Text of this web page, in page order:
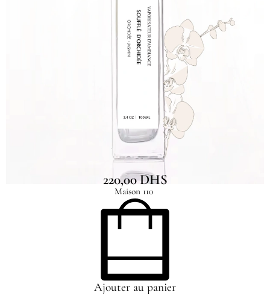
Vaporisateur Ambiance Soufflé Orchidée
Maison 110
220,00DHS
Ajouter au panier